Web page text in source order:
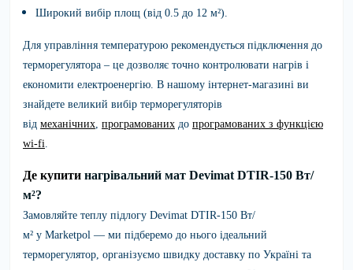
Широкий вибір площ (від 0.5 до 12 м²).
Для управління температурою рекомендується підключення до
терморегулятора – це дозволяє точно контролювати нагрів і
економити електроенергію. В нашому інтернет-магазині ви
знайдете великий вибір терморегуляторів
від механічних програмованих до програмованих з функцією
wi-fi
Де купити нагрівальний мат Devimat DTIR-150 Вт/
м²?
Замовляйте теплу підлогу Devimat DTIR-150 Вт/
м² у Marketpol — ми підберемо до нього ідеальний
терморегулятор, організуємо швидку доставку по Україні та